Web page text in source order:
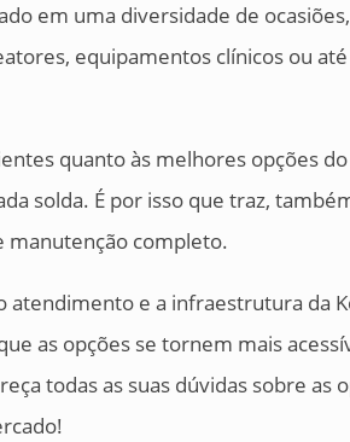
em uma diversidade de
equipamentos clínicos ou
quanto às melhores opções
solda. É por isso que traz,
manutenção completo.
atendimento e a infraestrutura da
as opções se tornem mais
todas as suas dúvidas sobre as